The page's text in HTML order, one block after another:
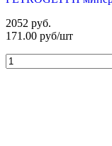
2052 руб.
171.00 руб/шт